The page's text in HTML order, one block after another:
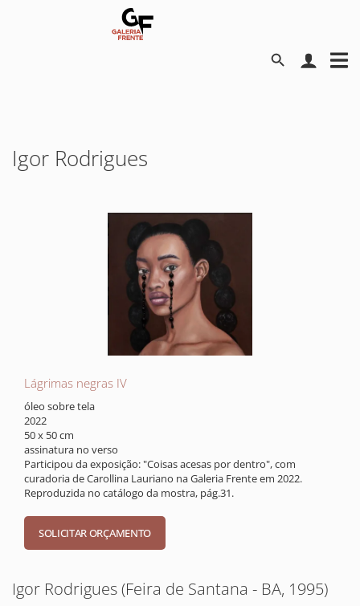
Igor Rodrigues
Lágrimas negras IV
óleo sobre tela
2022
50 x 50 cm
assinatura no verso
Participou da exposição: "Coisas acesas por dentro", com
curadoria de Carollina Lauriano na Galeria Frente em 2022.
Reproduzida no catálogo da mostra, pág.31.
Igor Rodrigues (Feira de Santana - BA, 1995)